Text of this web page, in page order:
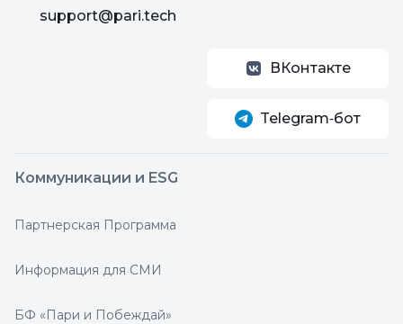
support@pari.tech
ВКонтакте
Telegram‑бот
Коммуникации и ESG
Партнерская Программа
Информация для СМИ
БФ «Пари и Побеждай»